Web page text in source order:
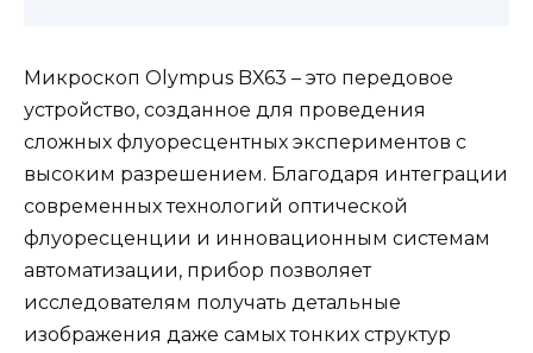
Микроскоп Olympus BX63 – это передовое
устройство, созданное для проведения
сложных флуоресцентных экспериментов с
высоким разрешением. Благодаря интеграции
современных технологий оптической
флуоресценции и инновационным системам
автоматизации, прибор позволяет
исследователям получать детальные
изображения даже самых тонких структур